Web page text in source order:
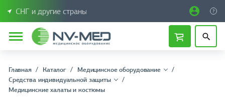
СНГ и другие страны
Главная Каталог
Медицинское оборудование
Средства индивидуальной защиты
Медицинские халаты и костюмы